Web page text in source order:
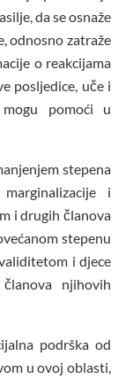
da se osnaže
odnosno zatraže
o reakcijama
posljedice, uče i
pomoći u
stepena
i
i drugih članova
stepenu
i djece
njihovih
podrška od
u ovoj oblasti,